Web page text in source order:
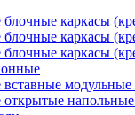
каркасы
каркасы
каркасы
модульные
напольные